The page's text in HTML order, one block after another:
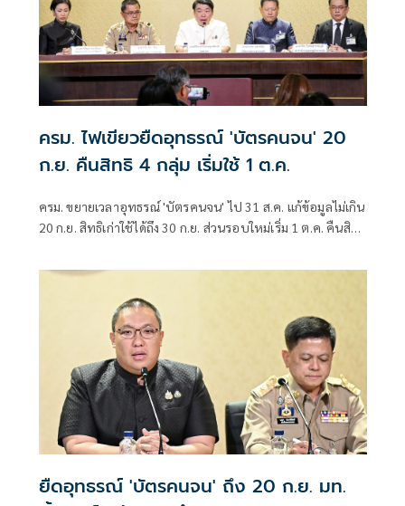
ครม. ไฟเขียวยืดอุทธรณ์ 'บัตรคนจน' 20
ก.ย. คืนสิทธิ 4 กลุ่ม เริ่มใช้ 1 ต.ค.
ครม. ขยายเวลาอุทธรณ์ 'บัตรคนจน' ไป 31 ส.ค. แก้ข้อมูลไม่เกิน
20 ก.ย. สิทธิเก่าใช้ได้ถึง 30 ก.ย. ส่วนรอบใหม่เริ่ม 1 ต.ค. คืนสิทธิ
ยืดอุทธรณ์ 'บัตรคนจน' ถึง 20 ก.ย. มท.